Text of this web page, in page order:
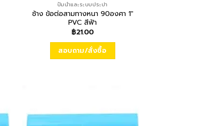
ปั้มน้ำและระบบประปา
ช้าง ข้อต่อสามทางหนา 90องศา 1″
PVC สีฟ้า
฿21.00
สอบถาม/สั่งซื้อ